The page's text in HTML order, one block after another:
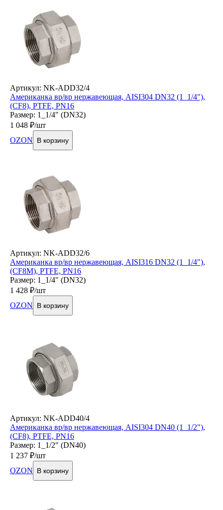
Артикул: NK-ADD32/4
Американка вр/вр нержавеющая, AISI304 DN32 (1_1/4"),
(CF8), PTFE, PN16
Размер: 1_1/4" (DN32)
1 048 ₽/шт
OZON
В корзину
Артикул: NK-ADD32/6
Американка вр/вр нержавеющая, AISI316 DN32 (1_1/4"),
(CF8M), PTFE, PN16
Размер: 1_1/4" (DN32)
1 428 ₽/шт
OZON
В корзину
Артикул: NK-ADD40/4
Американка вр/вр нержавеющая, AISI304 DN40 (1_1/2"),
(CF8), PTFE, PN16
Размер: 1_1/2" (DN40)
1 237 ₽/шт
OZON
В корзину